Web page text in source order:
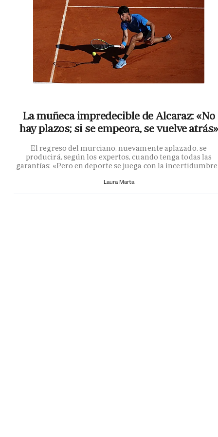
La muñeca impredecible de Alcaraz: «No
hay plazos; si se empeora, se vuelve atrás»
El regreso del murciano, nuevamente aplazado, se
producirá, según los expertos, cuando tenga todas las
garantías: «Pero en deporte se juega con la
Laura Marta